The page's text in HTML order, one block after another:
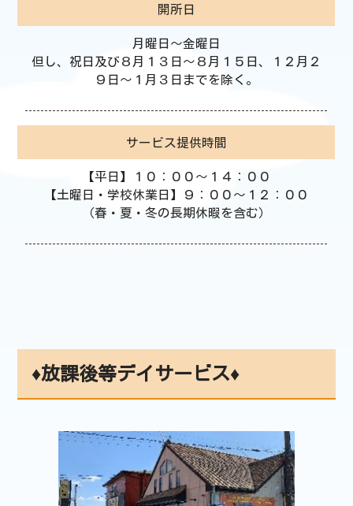
開所日
月曜日～金曜日
但し、祝日及び８月１３日～８月１５日、１２月２
９日～１月３日までを除く。
サービス提供時間
【平日】１０：００～１４：００
【土曜日・学校休業日】９：００～１２：００
（春・夏・冬の長期休暇を含む）
♦放課後等デイサービス♦